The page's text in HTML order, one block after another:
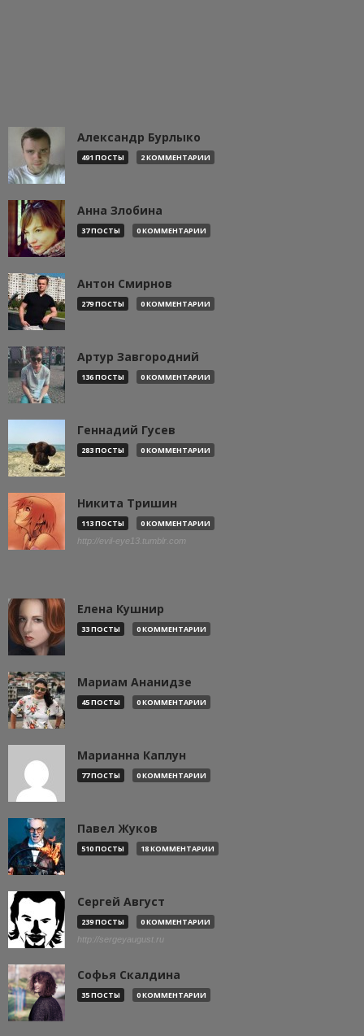
Александр Бурлыко
491 ПОСТЫ 2 КОММЕНТАРИИ
Анна Злобина
37 ПОСТЫ 0 КОММЕНТАРИИ
Антон Смирнов
279 ПОСТЫ 0 КОММЕНТАРИИ
Артур Завгородний
136 ПОСТЫ 0 КОММЕНТАРИИ
Геннадий Гусев
283 ПОСТЫ 0 КОММЕНТАРИИ
Никита Тришин
113 ПОСТЫ 0 КОММЕНТАРИИ
http://evil-eye13.tumblr.com
Елена Кушнир
33 ПОСТЫ 0 КОММЕНТАРИИ
Мариам Ананидзе
45 ПОСТЫ 0 КОММЕНТАРИИ
Марианна Каплун
77 ПОСТЫ 0 КОММЕНТАРИИ
Павел Жуков
510 ПОСТЫ 18 КОММЕНТАРИИ
Сергей Август
239 ПОСТЫ 0 КОММЕНТАРИИ
http://sergeyaugust.ru
Софья Скалдина
35 ПОСТЫ 0 КОММЕНТАРИИ